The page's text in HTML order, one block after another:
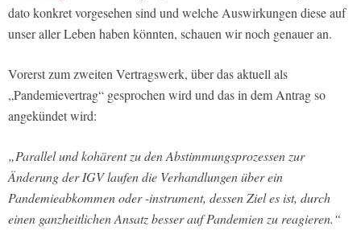
dato konkret vorgesehen sind und welche Auswirkungen diese auf
unser aller Leben haben könnten, schauen wir noch genauer an.
Vorerst zum zweiten Vertragswerk, über das aktuell als
„Pandemievertrag“ gesprochen wird und das in dem Antrag so
angekündet wird:
„Parallel und kohärent zu den Abstimmungsprozessen zur
Änderung der IGV laufen die Verhandlungen über ein
Pandemieabkommen oder -instrument, dessen Ziel es ist, durch
einen ganzheitlichen Ansatz besser auf Pandemien zu reagieren.“